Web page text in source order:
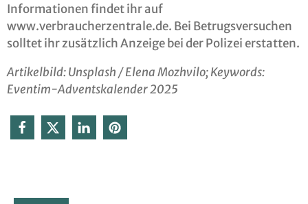
Informationen findet ihr auf
www.verbraucherzentrale.de. Bei Betrugsversuchen
solltet ihr zusätzlich Anzeige bei der Polizei erstatten.
Artikelbild: Unsplash / Elena Mozhvilo; Keywords:
Eventim-Adventskalender 2025